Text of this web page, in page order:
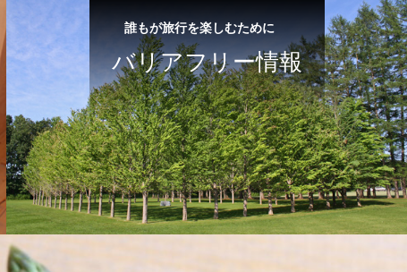
誰もが旅行を楽しむために
バリアフリー情報